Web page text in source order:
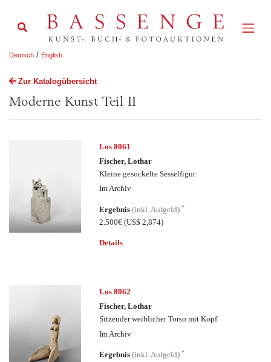
Deutsch / English
Zur Katalogübersicht
Moderne Kunst Teil II
Los 8061
Fischer, Lothar
Kleine gesockelte Sesselfigur
Im Archiv
Ergebnis(inkl. Aufgeld)*
2.500€(US$ 2,874)
Details
Los 8062
Fischer, Lothar
Sitzender weiblicher Torso mit Kopf
Im Archiv
Ergebnis(inkl. Aufgeld)*